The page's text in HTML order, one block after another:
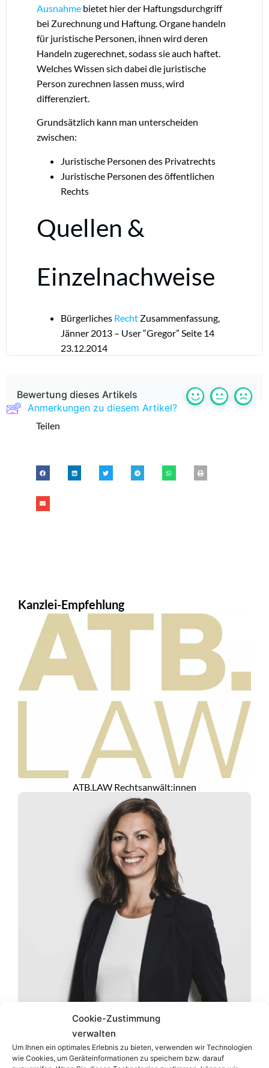
Cookie-Zustimmung
verwalten
Um Ihnen ein optimales Erlebnis zu bieten, verwenden wir Technologien
wie Cookies, um Geräteinformationen zu speichern bzw. darauf
Ausnahme bietet hier der Haftungsdurchgriff
bei Zurechnung und Haftung. Organe handeln
für juristische Personen, ihnen wird deren
Handeln zugerechnet, sodass sie auch haftet.
Welches Wissen sich dabei die juristische
Person zurechnen lassen muss, wird
differenziert.
Grundsätzlich kann man unterscheiden
zwischen:
Juristische Personen des Privatrechts
Juristische Personen des öffentlichen
Rechts
Quellen &
Einzelnachweise
Bürgerliches Recht Zusammenfassung,
Jänner 2013 – User “Gregor” Seite 14
23.12.2014
Bewertung dieses Artikels
Anmerkungen zu diesem Artikel?
Teilen
Kanzlei-Empfehlung
ATB.LAW Rechtsanwält:innen
RA Mag. Anela BLÖCH LL.M.